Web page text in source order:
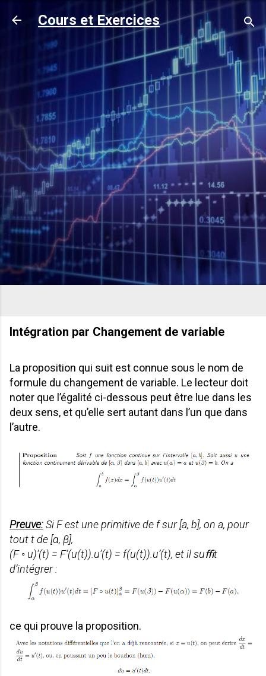
Accéder au contenu principal
Cours et Exercices
Intégration par Changement de variable
La proposition qui suit est connue sous le nom de
formule du changement de variable. Le lecteur doit
noter que l’égalité ci-dessous peut être lue dans les
deux sens, et qu’elle sert autant dans l’un que dans
l’autre.
Preuve:Si F est une primitive de f sur [a, b], on a, pour
tout t de [α, β],
(F ◦ u)’(t) = F’(u(t)).u’(t) = f(u(t)).u’(t), et il suﬃt
d’intégrer :
ce qui prouve la proposition.